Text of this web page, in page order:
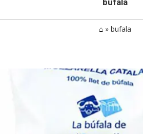
⌂» bufala